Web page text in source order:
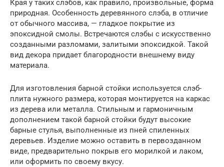
Края у таких слэбов, как правило, произвольные, форма
природная. Особенность деревянного слэба, в отличие
от обычного массива, — гладкое покрытие из
эпоксидной смолы. Встречаются слэбы с искусственно
созданными разломами, залитыми эпоксидкой. Такой
вид декора придает благородности внешнему виду
материала.
Для изготовления барной стойки используется слэб-
плита нужного размера, которая монтируется на каркас
из дерева или металла. Стильным и гармоничным
дополнением такой барной стойки будут высокие
барные стулья, выполненные из пней спиленных
деревьев. Изделие можно оставить в первозданном
виде, предварительно покрыв его морилкой и лаком,
или оформить по своему вкусу.